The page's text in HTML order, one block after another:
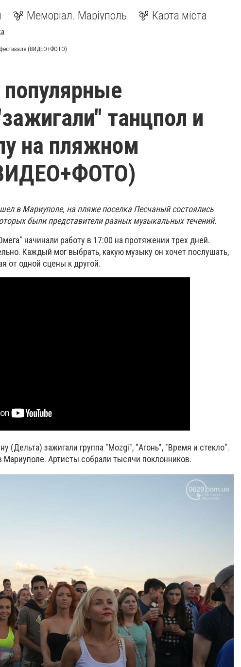
Меморіал. Маріуполь Карта міста
фестивале (ВИДЕО+ФОТО)
танцпол и
на пляжном
в Мариуполе, на пляже поселка Песчаный состоялись
были представители разных музыкальных течений.
начинали работу в 17:00 на протяжении трех дней.
Каждый мог выбрать, какую музыку он хочет послушать,
от одной сцены к другой.
(Дельта) зажигали группа "Моzgi", "Агонь", "Время и стекло".
Артисты собрали тысячи поклонников.